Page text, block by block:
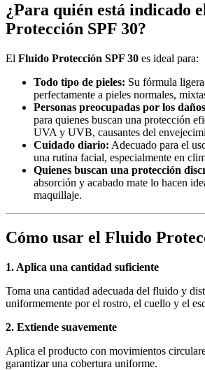
¿Para quién está indicado
Protección SPF 30?
El Fluido Protección SPF 30 es ideal para:
Todo tipo de pieles: Su fórmula
perfectamente a pieles normales,
Personas preocupadas por los
para quienes buscan una protección
UVA y UVB, causantes del
Cuidado diario: Adecuado para el
una rutina facial, especialmente en
Quienes buscan una protección
absorción y acabado mate lo hacen
maquillaje.
Cómo usar el Fluido
1. Aplica una cantidad suficiente
Toma una cantidad adecuada del fluido y
uniformemente por el rostro, el cuello y el
2. Extiende suavemente
Aplica el producto con movimientos
garantizar una cobertura uniforme.